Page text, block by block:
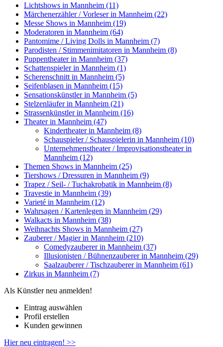
Lichtshows in Mannheim (11)
Märchenerzähler / Vorleser in Mannheim (22)
Messe Shows in Mannheim (19)
Moderatoren in Mannheim (64)
Pantomime / Living Dolls in Mannheim (7)
Parodisten / Stimmenimitatoren in Mannheim (8)
Puppentheater in Mannheim (37)
Schattenspieler in Mannheim (1)
Scherenschnitt in Mannheim (5)
Seifenblasen in Mannheim (15)
Sensationskünstler in Mannheim (5)
Stelzenläufer in Mannheim (21)
Strassenkünstler in Mannheim (16)
Theater in Mannheim (47)
Kindertheater in Mannheim (8)
Schauspieler / Schauspielerin in Mannheim (10)
Unternehmenstheater / Improvisationstheater in
Mannheim (12)
Themen Shows in Mannheim (25)
Tiershows / Dressuren in Mannheim (9)
Trapez / Seil- / Tuchakrobatik in Mannheim (8)
Travestie in Mannheim (39)
Varieté in Mannheim (12)
Wahrsagen / Kartenlegen in Mannheim (29)
Walkacts in Mannheim (38)
Weihnachts Shows in Mannheim (27)
Zauberer / Magier in Mannheim (210)
Comedyzauberer in Mannheim (37)
Illusionisten / Bühnenzauberer in Mannheim (29)
Saalzauberer / Tischzauberer in Mannheim (61)
Zirkus in Mannheim (7)
Als Künstler neu anmelden!
Eintrag auswählen
Profil erstellen
Kunden gewinnen
Hier neu eintragen! >>